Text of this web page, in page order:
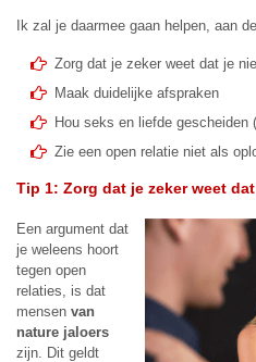
Ik zal je daarmee gaan helpen, aan
Zorg dat je zeker weet dat je
Maak duidelijke afspraken
Hou seks en liefde gescheiden
Zie een open relatie niet als
Tip 1: Zorg dat je zeker weet
Een argument dat
je weleens hoort
tegen open
relaties, is dat
mensen van
nature jaloers
zijn. Dit geldt